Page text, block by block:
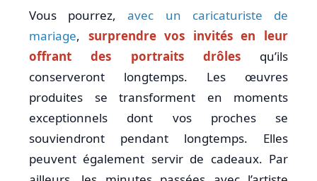
Vous pourrez,avec un caricaturiste de
mariage, surprendre vos invités en leur
offrant des portraits drôlesqu’ils
conserveront longtemps. Les œuvres
produites se transforment en moments
exceptionnels dont vos proches se
souviendront pendant longtemps. Elles
peuvent également servir de cadeaux. Par